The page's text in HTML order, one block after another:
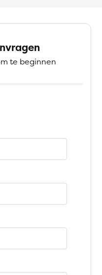
te beginnen